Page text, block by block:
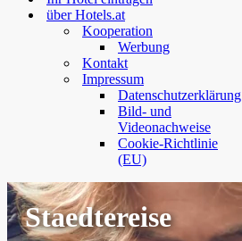
über Hotels.at
Kooperation
Werbung
Kontakt
Impressum
Datenschutzerklärung
Bild- und
Videonachweise
Cookie-Richtlinie
(EU)
Staedtereise